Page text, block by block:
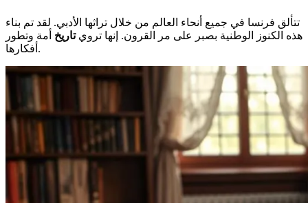
تتألق فرنسا في جميع أنحاء العالم من خلال تراثها الأدبي. لقد تم بناء
هذه الكنوز الوطنية بصبر على مر القرون. إنها ترويتاريخ أمة وتطور
أفكارها.